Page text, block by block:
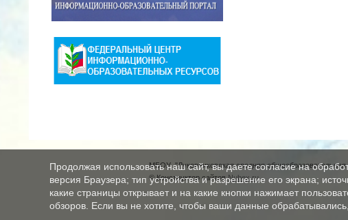
МБОУ "Луковниковская средняя
© Конструктор сайтовNubex.ru
Продолжая использовать наш сайт, вы даете согласие на
версия Браузера; тип устройства и разрешение его экрана;
какие страницы открывает и на какие кнопки нажимает
обзоров. Если вы не хотите, чтобы ваши данные обрабатывались,